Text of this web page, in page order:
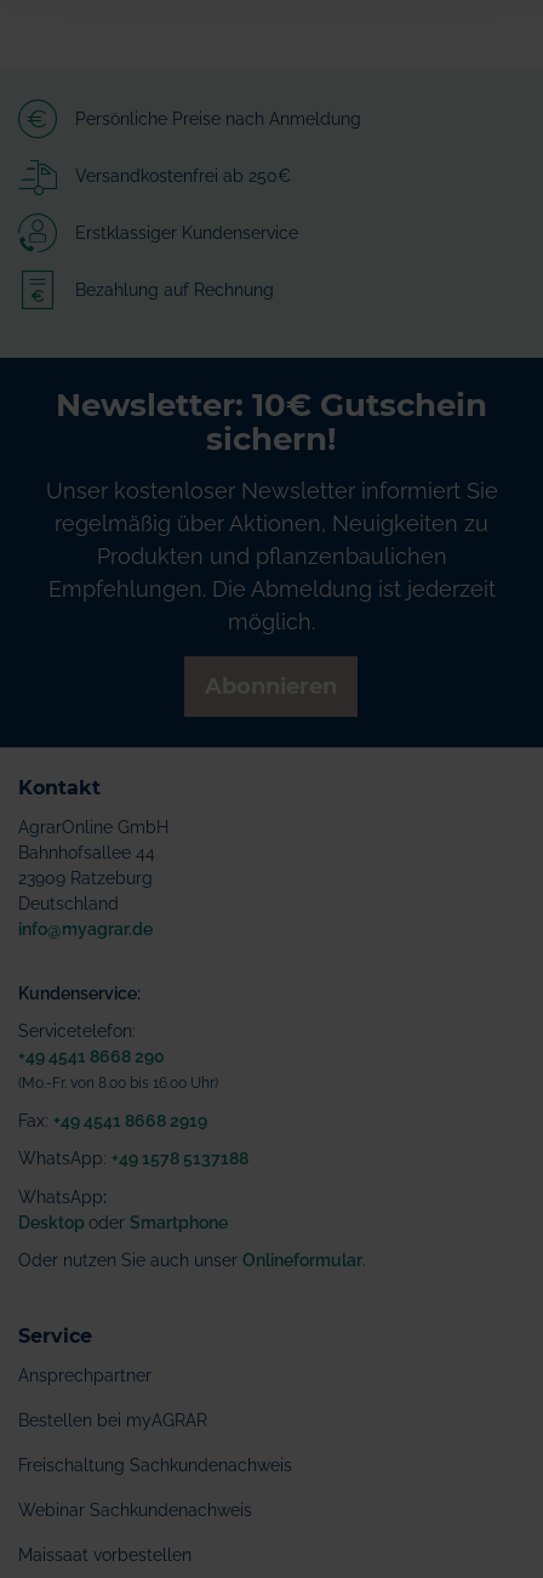
Persönliche Preise nach Anmeldung
Versandkostenfrei ab 250€
Erstklassiger Kundenservice
Bezahlung auf Rechnung
Newsletter: 10€ Gutschein
sichern!
Unser kostenloser Newsletter informiert Sie
regelmäßig über Aktionen, Neuigkeiten zu
Produkten und pflanzenbaulichen
Empfehlungen. Die Abmeldung ist jederzeit
möglich.
Kontakt
AgrarOnline GmbH
Bahnhofsallee 44
23909 Ratzeburg
Deutschland
info@myagrar.de
Kundenservice:
Servicetelefon:
+49 4541 8668 290
(Mo.-Fr. von 8.00 bis 16.00 Uhr)
Fax: +49 4541 8668 2919
WhatsApp: +49 1578 5137188
WhatsApp:
Desktop oder Smartphone
Oder nutzen Sie auch unser Onlineformular
Service
Ansprechpartner
Bestellen bei myAGRAR
Freischaltung Sachkundenachweis
Webinar Sachkundenachweis
Maissaat vorbestellen